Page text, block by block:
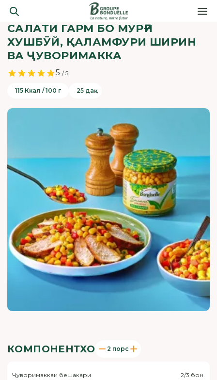
САЛАТИ ГАРМ БО МУРҒИ
ХУШБӮЙ, ҚАЛАМФУРИ ШИРИН
ВА ҶУВОРИМАККА
5 / 5
115 Ккал / 100 г 25 дақ
КОМПОНЕНТХО 2 порс
Ҷуворимаккаи бешакари 2/3 бон.